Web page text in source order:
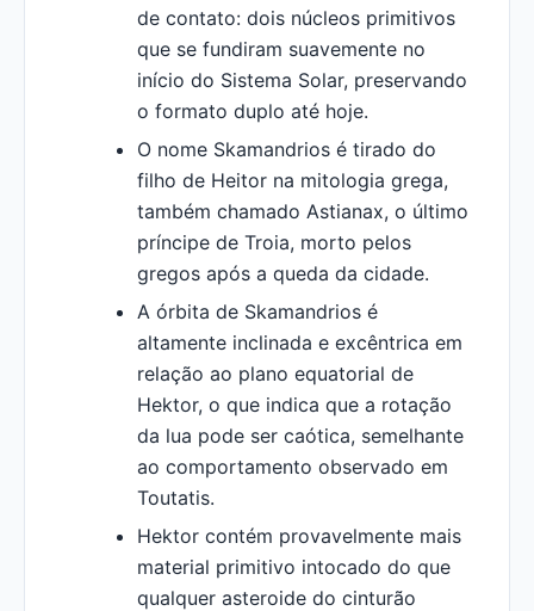
de contato: dois núcleos primitivos
que se fundiram suavemente no
início do Sistema Solar, preservando
o formato duplo até hoje.
O nome Skamandrios é tirado do
filho de Heitor na mitologia grega,
também chamado Astianax, o último
príncipe de Troia, morto pelos
gregos após a queda da cidade.
A órbita de Skamandrios é
altamente inclinada e excêntrica em
relação ao plano equatorial de
Hektor, o que indica que a rotação
da lua pode ser caótica, semelhante
ao comportamento observado em
Toutatis.
Hektor contém provavelmente mais
material primitivo intocado do que
qualquer asteroide do cinturão